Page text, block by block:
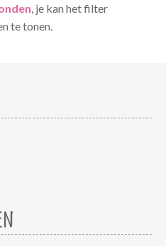
, je kan het filter
te tonen.